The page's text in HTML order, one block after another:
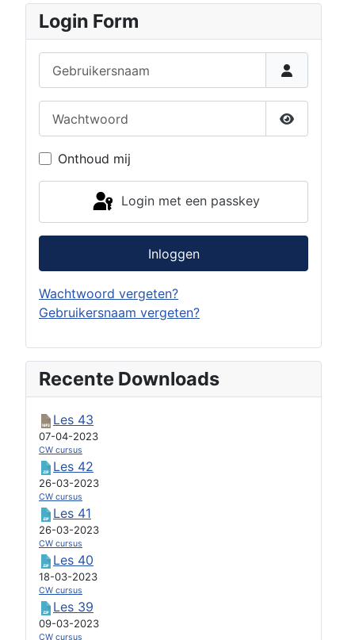
Login Form
Toon
Onthoud mij
Login met een passkey
Inloggen
Wachtwoord vergeten?
Gebruikersnaam vergeten?
Recente Downloads
Les 43
07-04-2023
CW cursus
Les 42
26-03-2023
CW cursus
Les 41
26-03-2023
CW cursus
Les 40
18-03-2023
CW cursus
Les 39
09-03-2023
CW cursus